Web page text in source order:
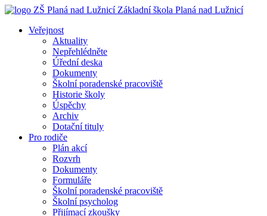
Základní škola Planá nad Lužnicí
Veřejnost
Aktuality
Nepřehlédněte
Úřední deska
Dokumenty
Školní poradenské pracoviště
Historie školy
Úspěchy
Archiv
Dotační tituly
Pro rodiče
Plán akcí
Rozvrh
Dokumenty
Formuláře
Školní poradenské pracoviště
Školní psycholog
Přijímací zkoušky